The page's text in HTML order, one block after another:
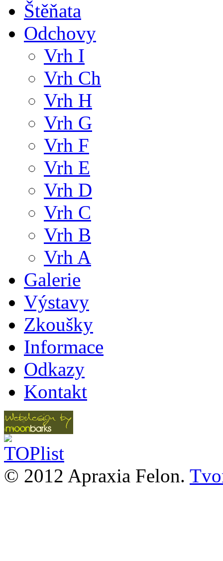
Štěňata
Odchovy
Vrh I
Vrh Ch
Vrh H
Vrh G
Vrh F
Vrh E
Vrh D
Vrh C
Vrh B
Vrh A
Galerie
Výstavy
Zkoušky
Informace
Odkazy
Kontakt
© 2012 Apraxia Felon.